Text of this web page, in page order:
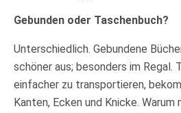
Gebunden oder Taschenbuch?
Unterschiedlich. Gebundene
schöner aus; besonders im Regal.
einfacher zu transportieren,
Kanten, Ecken und Knicke. Warum